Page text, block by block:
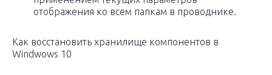
отображения ко всем папкам в проводнике.
Как восстановить хранилище компонентов в
Windwows 10